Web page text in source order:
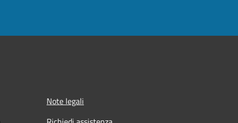
Note legali